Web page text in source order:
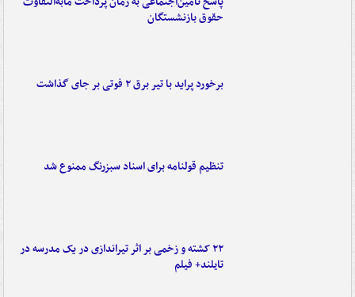
حقوق بازنشستگان
برخورد پراید با تیر برق ۲ فوتی بر جای گذاشت
تنظیم قولنامه برای اسناد سبزرنگ ممنوع شد
۲۲ کشته و زخمی بر اثر تیراندازی در یک مدرسه در
تایلند+ فیلم